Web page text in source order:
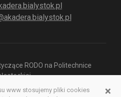
RODO na Politechnice
×
www stosujemy pliki cookies